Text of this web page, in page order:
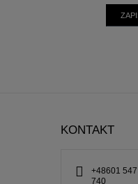
KONTAKT
+48601 547
740